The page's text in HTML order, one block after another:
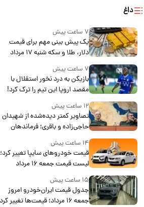
داغ
۷ ساعت پیش
یک پیش ‌بینی مهم برای قیمت
دلار، طلا و سکه شنبه ۱۷ مرداد
۱۴۰۵
۷ ساعت پیش
بازیکن به درد نخور استقلال با
مقصد اروپا این تیم را ترک کرد!
۱۲ ساعت پیش
تصاویر کمتر دیده‌شده از شهیدان
حاجی‌زاده و باقری؛ فرماندهان
شهید هوافضای ایران
۱۴ ساعت پیش
قیمت خودروهای سایپا تغییر کرد؛
لیست قیمت جمعه ۱۶ مرداد
منتشر شد
۱۵ ساعت پیش
جدول قیمت ایران‌خودرو امروز
جمعه ۱۶ مرداد؛ قیمت‌ها تغییر کرد